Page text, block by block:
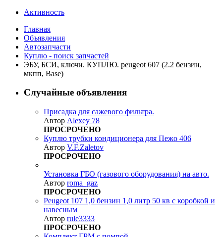
Активность
Главная
Объявления
Автозапчасти
Куплю - поиск запчастей
ЭБУ, БСИ, ключи. КУПЛЮ. peugeot 607 (2.2 бензин,
мкпп, Base)
Случайные объявления
Присадка для сажевого фильтра.
Автор Alexey 78
ПРОСРОЧЕНО
Куплю трубки кондиционера для Пежо 406
Автор V.F.Zaletov
ПРОСРОЧЕНО
Установка ГБО (газового оборудования) на авто.
Автор roma_gaz
ПРОСРОЧЕНО
Peugeot 107 1,0 бензин 1,0 литр 50 кв с коробкой и
навесным
Автор rule3333
ПРОСРОЧЕНО